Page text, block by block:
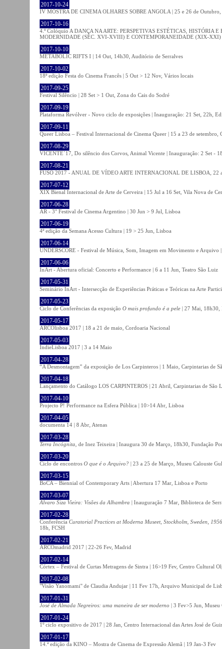
2017-10-24
IV MOSTRA DE CINEMA OLHARES SOBRE ANGOLA | 25 e 26 de
2017-10-16
4.º Colóquio A DANÇA NA ARTE: PERSPETIVAS ESTÉTICAS, HISTÓRIA
MODERNIDADE (SÉC. XVI-XVIII) E CONTEMPORANEIDADE (XIX-XXI)
2017-10-10
METABOLIC RIFTS I | 14 Out, 14h30, Auditório de Serralves
2017-10-02
18ª edição Festa do Cinema Francês | 5 Out > 12 Nov, Vários locais
2017-09-25
Festival Silêncio | 28 Set > 1 Out, Zona do Cais do Sodré
2017-09-19
Plataforma Revólver - Novo ciclo de exposições | Inauguração: 21 Set, 22h,
2017-09-11
Queer Lisboa – Festival Internacional de Cinema Queer | 15 a 23 de setembro,
2017-08-29
VICENTE´17, Do silêncio dos Corvos, Animal Vicente | Inauguração: 2 Set -
2017-08-21
FUSO 2017 - ANUAL DE VÍDEO ARTE INTERNACIONAL DE LISBOA, 22
2017-07-12
XIX Bienal Internacional de Arte de Cerveira | 15 Jul a 16 Set, Vila Nova de
2017-06-28
AR - 3° Festival de Cinema Argentino | 30 Jun > 9 Jul, Lisboa
2017-06-19
4ª edição da Semana Acesso Cultura | 19 > 25 Jun, Lisboa
2017-06-14
UNDERSCORE - Festival de Música, Som, Imagem em Movimento e Arquivo
2017-06-06
InArt - Abertura oficial: Concerto e Performance | 6 a 11 Jun, Teatro São Luiz
2017-05-31
Seminário InArt - Intersecção de Experiências Práticas e Teóricas na Arte
2017-05-23
Ciclo de Conferências da exposição O mais profundo é a pele | 27 Mai, 18h30,
2017-05-17
ARCOlisboa 2017 | 18 a 21 de maio, Cordoaria Nacional
2017-05-03
IndieLisboa 2017 | 3 a 14 Maio
2017-04-28
“A Desmontagem” da exposição de Los Carpinteros | 1 Maio, Carpintarias de
2017-04-18
Lançamento do Catálogo LOS CARPINTEROS | 21 Abril, Carpintarias de São
2017-04-10
Projecto P! Performance na Esfera Pública | 10>14 Abr, Lisboa
2017-04-05
documenta 14 | 8 Abr, Atenas
2017-03-28
Terra Incógnita , de Inez Teixeira | Inaugura 30 de Março, 18h30, Fundação
2017-03-20
Ciclo de encontros O que é o Arquivo? | 23 a 25 de Março, Museu Calouste
2017-03-15
BoCA – Biennial of Contemporary Arts | Abertura 17 Mar, Lisboa e Porto
2017-03-07
Álvaro Siza Vieira: Visões da Alhambra | Inauguração 7 Mar, Biblioteca de
2017-02-28
Conferência Curatorial Practices at Moderna Museet, Stockholm, Sweden,
18h, FCSH
2017-02-21
ARCOmadrid 2017 | 22-26 Fev, Madrid
2017-02-14
Córtex – Festival de Curtas Metragens de Sintra | 16>19 Fev, Centro Cultural
2017-02-08
"Visão Yanomami" de Claudia Andujar | 11 Fev 17h, Arquivo Municipal de
2017-01-31
José de Almada Negreiros: uma maneira de ser moderno | 3 Fev>5 Jun,
2017-01-24
1º ciclo expositivo de 2017 | 28 Jan, Centro Internacional das Artes José de
2017-01-17
14.ª edição da KINO – Mostra de Cinema de Expressão Alemã | 19 Jan-3 Fev